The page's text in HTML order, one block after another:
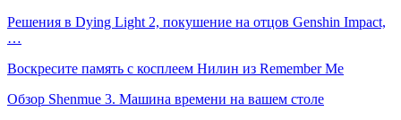
Решения в Dying Light 2, покушение на отцов Genshin Impact,
…
Воскресите память с косплеем Нилин из Remember Me
Обзор Shenmue 3. Машина времени на вашем столе